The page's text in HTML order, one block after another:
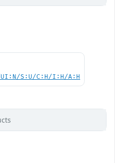
UI:N/S:U/C:H/I:H/A:H